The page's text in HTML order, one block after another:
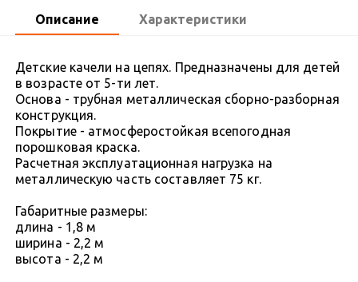
Описание Характеристики
Детские качели на цепях. Предназначены для детей
в возрасте от 5-ти лет.
Основа - трубная металлическая сборно-разборная
конструкция.
Покрытие - атмосферостойкая всепогодная
порошковая краска.
Расчетная эксплуатационная нагрузка на
металлическую часть составляет 75 кг.
Габаритные размеры:
длина - 1,8 м
ширина - 2,2 м
высота - 2,2 м